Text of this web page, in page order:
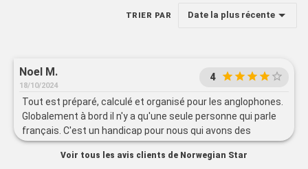
TRIER PAR Date la plus récente
Noel M.
18/10/2024
4
Tout est préparé, calculé et organisé pour les anglophones.
Globalement à bord il n'y a qu'une seule personne qui parle
français. C'est un handicap pour nous qui avons des
difficultés avec l'anglais, surtout pour les excursions et les
animations. 70% des spectacles sont très moyens.
Voir tous les avis clients de Norwegian Star